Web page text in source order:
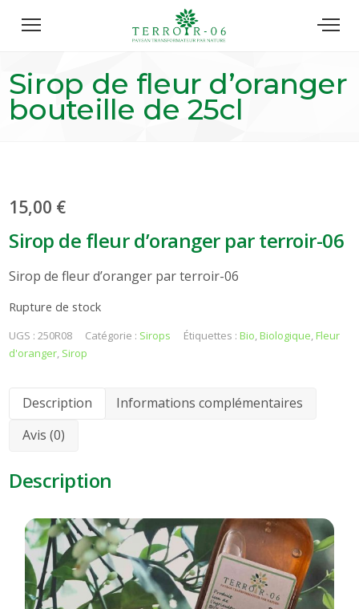
Sirop de fleur d’oranger
bouteille de 25cl
15,00 €
Sirop de fleur d’oranger par terroir-06
Sirop de fleur d’oranger par terroir-06
Rupture de stock
UGS :250R08 Catégorie : Sirops Étiquettes :Bio,Biologique,Fleur
d'oranger, Sirop
Description
Informations complémentaires
Avis (0)
Description